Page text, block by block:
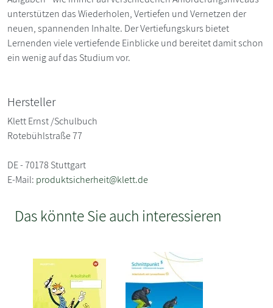
unterstützen das Wiederholen, Vertiefen und Vernetzen der
neuen, spannenden Inhalte. Der Vertiefungskurs bietet
Lernenden viele vertiefende Einblicke und bereitet damit schon
ein wenig auf das Studium vor.
Hersteller
Klett Ernst /Schulbuch
Rotebühlstraße 77
DE - 70178 Stuttgart
E-Mail: produktsicherheit@klett.de
Das könnte Sie auch interessieren